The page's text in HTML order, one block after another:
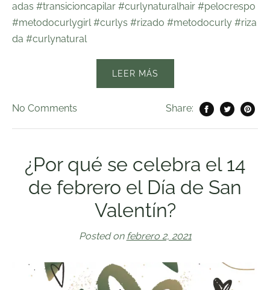
adas #transicioncapilar #curlynaturalhair #pelocrespo
#metodocurlygirl #curlys #rizado #metodocurly #riza
da #curlynatural
LEER MÁS
No Comments Share:
¿Por qué se celebra el 14
de febrero el Día de San
Valentín?
Posted on febrero 2, 2021